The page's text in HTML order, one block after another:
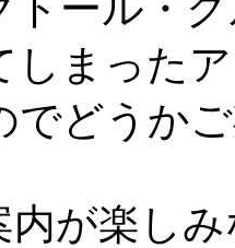
しまった
でどうか
が楽し